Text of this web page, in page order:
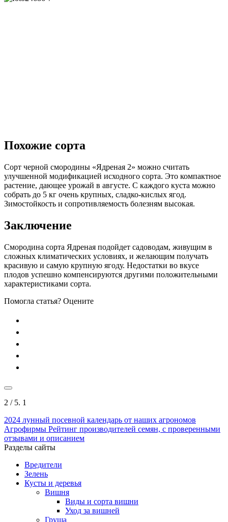
Похожие сорта
Сорт черной смородины «Ядреная 2» можно считать
улучшенной модификацией исходного сорта. Это компактное
растение, дающее урожай в августе. С каждого куста можно
собрать до 5 кг очень крупных, сладко-кислых ягод.
Зимостойкость и сопротивляемость болезням высокая.
Заключение
Смородина сорта Ядреная подойдет садоводам, живущим в
сложных климатических условиях, и желающим получать
красивую и самую крупную ягоду. Недостатки во вкусе
плодов успешно компенсируются другими положительными
характеристиками сорта.
Помогла статья? Оцените
2 / 5. 1
2024 лунный посевной календарь от наших агрономов
Агрофирмы Рейтинг производителей семян, с проверенными
отзывами и описанием
Разделы сайты
Вредители
Зелень
Кусты и деревья
Вишня
Виды и сорта вишни
Уход за вишней
Груша